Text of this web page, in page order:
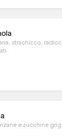
strachicco,
e zucchine